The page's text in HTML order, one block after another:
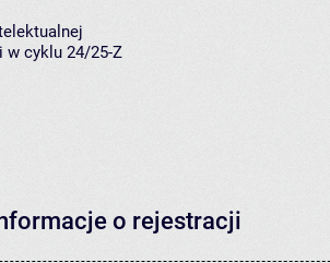
w cyklu 24/25-Z
o rejestracji